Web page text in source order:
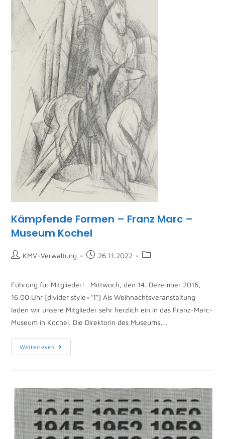
Kämpfende Formen – Franz Marc –
Museum Kochel
KMV-Verwaltung 26.11.2022
Führung für Mitglieder! Mittwoch, den 14. Dezember 2016,
16.00 Uhr [divider style=“1“] Als Weihnachtsveranstaltung
laden wir unsere Mitglieder sehr herzlich ein in das Franz-Marc-
Museum in Kochel. Die Direktorin des Museums,…
Weiterlesen